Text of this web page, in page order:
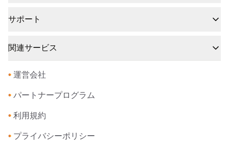
サポート
関連サービス
• 運営会社
• パートナープログラム
• 利用規約
• プライバシーポリシー